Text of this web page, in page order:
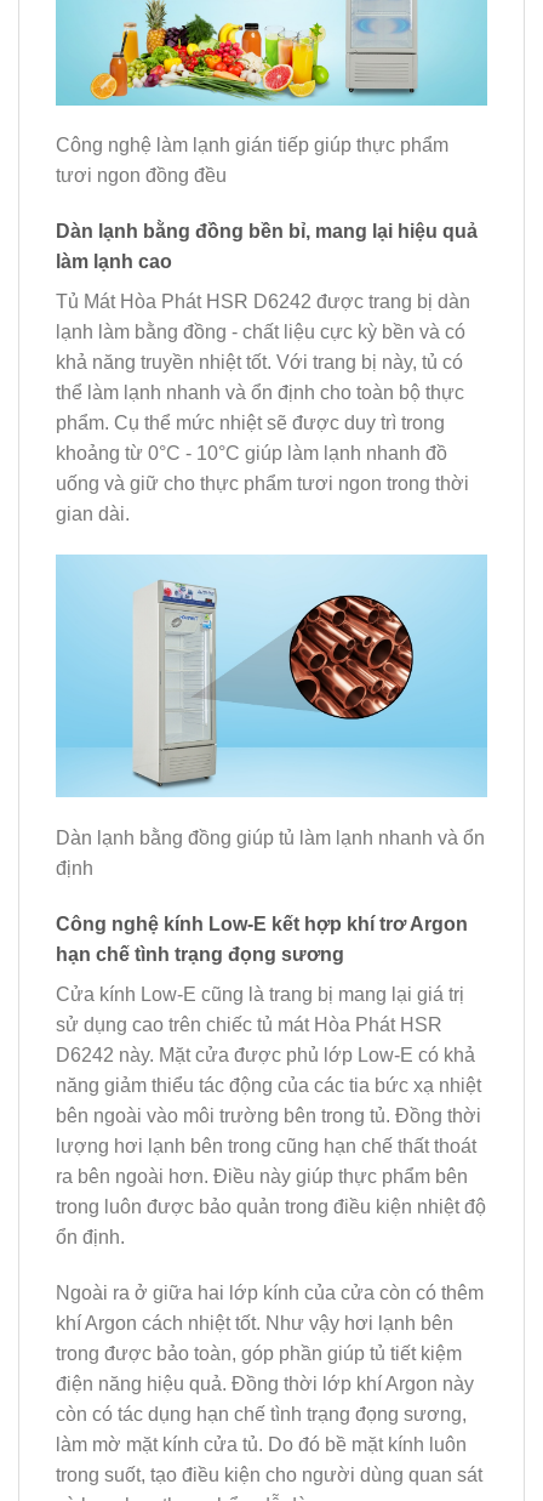
Công nghệ làm lạnh gián tiếp giúp thực phẩm
tươi ngon đồng đều
Dàn lạnh bằng đồng bền bỉ, mang lại hiệu quả
làm lạnh cao
Tủ Mát Hòa Phát HSR D6242 được trang bị dàn
lạnh làm bằng đồng - chất liệu cực kỳ bền và có
khả năng truyền nhiệt tốt. Với trang bị này, tủ có
thể làm lạnh nhanh và ổn định cho toàn bộ thực
phẩm. Cụ thể mức nhiệt sẽ được duy trì trong
khoảng từ 0°C - 10°C giúp làm lạnh nhanh đồ
uống và giữ cho thực phẩm tươi ngon trong thời
gian dài.
Dàn lạnh bằng đồng giúp tủ làm lạnh nhanh và ổn
định
Công nghệ kính Low-E kết hợp khí trơ Argon
hạn chế tình trạng đọng sương
Cửa kính Low-E cũng là trang bị mang lại giá trị
sử dụng cao trên chiếc tủ mát Hòa Phát HSR
D6242 này. Mặt cửa được phủ lớp Low-E có khả
năng giảm thiểu tác động của các tia bức xạ nhiệt
bên ngoài vào môi trường bên trong tủ. Đồng thời
lượng hơi lạnh bên trong cũng hạn chế thất thoát
ra bên ngoài hơn. Điều này giúp thực phẩm bên
trong luôn được bảo quản trong điều kiện nhiệt độ
ổn định.
Ngoài ra ở giữa hai lớp kính của cửa còn có thêm
khí Argon cách nhiệt tốt. Như vậy hơi lạnh bên
trong được bảo toàn, góp phần giúp tủ tiết kiệm
điện năng hiệu quả. Đồng thời lớp khí Argon này
còn có tác dụng hạn chế tình trạng đọng sương,
làm mờ mặt kính cửa tủ. Do đó bề mặt kính luôn
trong suốt, tạo điều kiện cho người dùng quan sát